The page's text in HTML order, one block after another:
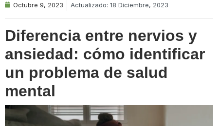
Octubre 9, 2023
Actualizado: 18 Diciembre, 2023
Diferencia entre nervios y
ansiedad: cómo identificar
un problema de salud
mental